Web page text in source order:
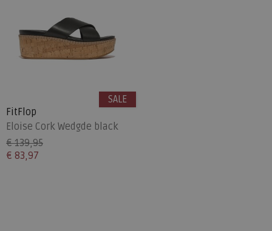
FitFlop
Eloise Cork Wedgde black
€ 139,95
€ 83,97
SALE